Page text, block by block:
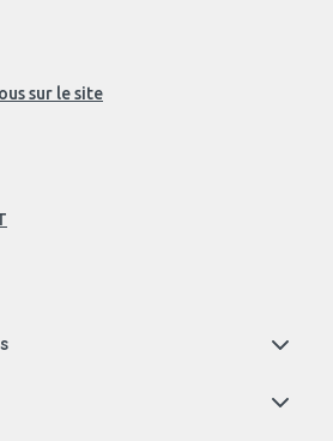
sur le site